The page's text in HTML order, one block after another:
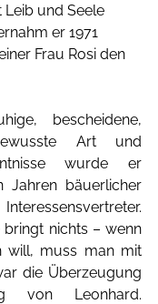
und Seele
er 1971
Frau Rosi den
bescheidene,
Art und
wurde er
Jahren bäuerlicher
bringt nichts – wenn
will, muss man mit
die Überzeugung
von Leonhard.